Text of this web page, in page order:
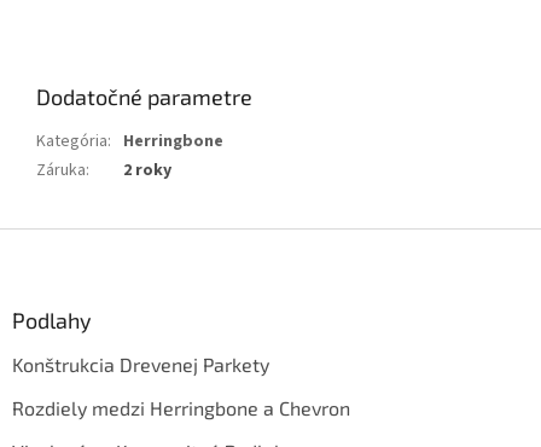
Dodatočné parametre
Kategória: Herringbone
Záruka: 2 roky
Podlahy
Konštrukcia Drevenej Parkety
Rozdiely medzi Herringbone a Chevron